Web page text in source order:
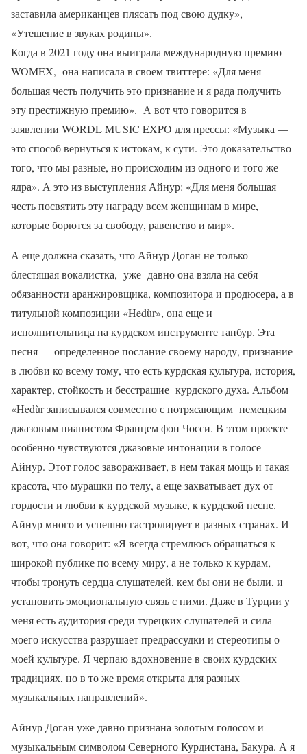
заставила американцев плясать под свою дудку»,
«Утешение в звуках родины».
Когда в 2021 году она выиграла международную премию
WOMEX, она написала в своем твиттере: «Для меня
большая честь получить это признание и я рада получить
эту престижную премию». А вот что говорится в
заявлении WORDL MUSIC EXPO для прессы: «Музыка —
это способ вернуться к истокам, к сути. Это доказательство
того, что мы разные, но происходим из одного и того же
ядра». А это из выступления Айнур: «Для меня большая
честь посвятить эту награду всем женщинам в мире,
которые борются за свободу, равенство и мир».
А еще должна сказать, что Айнур Доган не только
блестящая вокалистка, уже давно она взяла на себя
обязанности аранжировщика, композитора и продюсера, а в
титульной композиции «Hedùr», она еще и
исполнительница на курдском инструменте танбур. Эта
песня — определенное послание своему народу, признание
в любви ко всему тому, что есть курдская культура, история,
характер, стойкость и бесстрашие курдского духа. Альбом
«Hedùr записывался совместно с потрясающим немецким
джазовым пианистом Францем фон Чосси. В этом проекте
особенно чувствуются джазовые интонации в голосе
Айнур. Этот голос завораживает, в нем такая мощь и такая
красота, что мурашки по телу, а еще захватывает дух от
гордости и любви к курдской музыке, к курдской песне.
Айнур много и успешно гастролирует в разных странах. И
вот, что она говорит: «Я всегда стремлюсь обращаться к
широкой публике по всему миру, а не только к курдам,
чтобы тронуть сердца слушателей, кем бы они не были, и
установить эмоциональную связь с ними. Даже в Турции у
меня есть аудитория среди турецких слушателей и сила
моего искусства разрушает предрассудки и стереотипы о
моей культуре. Я черпаю вдохновение в своих курдских
традициях, но в то же время открыта для разных
музыкальных направлений».
Айнур Доган уже давно признана золотым голосом и
музыкальным символом Северного Курдистана, Бакура. А я